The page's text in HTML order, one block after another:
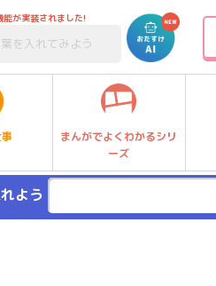
が実装されました!
まんがでよくわかるシリ
ーズ
よう